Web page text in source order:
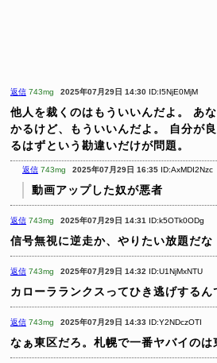
返信 743mg 2025年07月29日 14:30 ID:I5NjE0MjM
他人を裁くのはもういいんだよ。
あ
かるけど、もういいんだよ。
自分が
るはずという勘違いだけが問題。
返信 743mg 2025年07月29日 16:35 ID:AxMDI2Nzc
動画アップした奴が悪者
返信 743mg 2025年07月29日 14:31 ID:k5OTk0ODg
信号無視に逆走か、やりたい放題だな
返信 743mg 2025年07月29日 14:32 ID:U1NjMxNTU
カローラランクスってひき逃げするん
返信 743mg 2025年07月29日 14:33 ID:Y2NDczOTI
なぁ東区だろ。札幌で一番ヤバイのは